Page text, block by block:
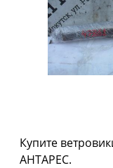
Купите
АНТАРЕС.